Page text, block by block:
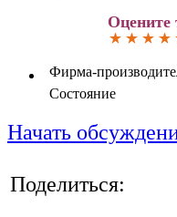
Оцените
Фирма-
Состояние
Начать
Поделиться: